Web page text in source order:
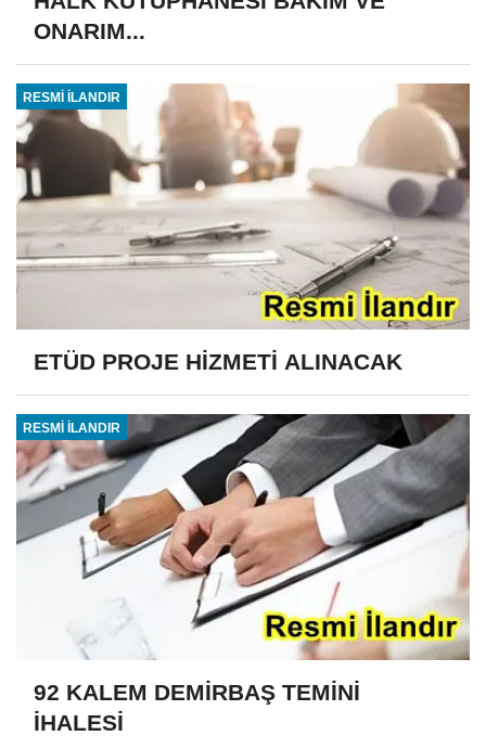
ONARIM...
RESMİ İLANDIR
ETÜD PROJE HİZMETİ ALINACAK
RESMİ İLANDIR
92 KALEM DEMİRBAŞ TEMİNİ
İHALESİ